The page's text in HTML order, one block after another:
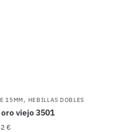
15MM, HEBILLAS DOBLES
viejo 3501
€